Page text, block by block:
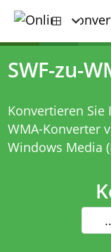
SWF-zu-
Konvertieren
WMA-Konverter
Windows Media